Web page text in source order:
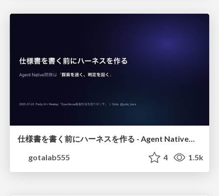
仕様書を書く前にハーネスを作る - Agent Native開発は「探索を速く、判定を固く」
gotalab555
4 1.5k